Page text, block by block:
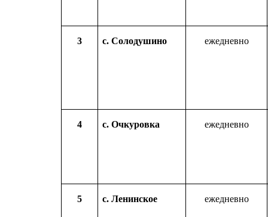
3 с. Солодушино ежедневно
4 с. Очкуровка ежедневно
5 с. Ленинское ежедневно